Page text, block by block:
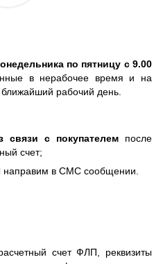
по пятницу с 9.00
в нерабочее время и на
рабочий день.
связи с покупателем после
счет;
направим в СМС сообщении.
счет ФЛП, реквизиты